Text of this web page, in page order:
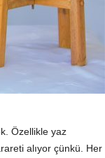
Özellikle yaz
alıyor çünkü. Her